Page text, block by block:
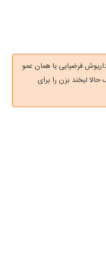
فرضیایی یا همان عمو
لبخند بزن را برای